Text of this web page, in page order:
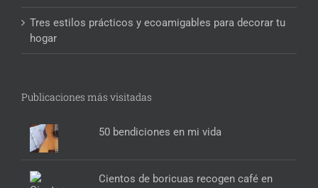
Tres estilos prácticos y ecoamigables para decorar tu
hogar
Publicaciones más visitadas
50 bendiciones en mi vida
Cientos de boricuas recogen café en